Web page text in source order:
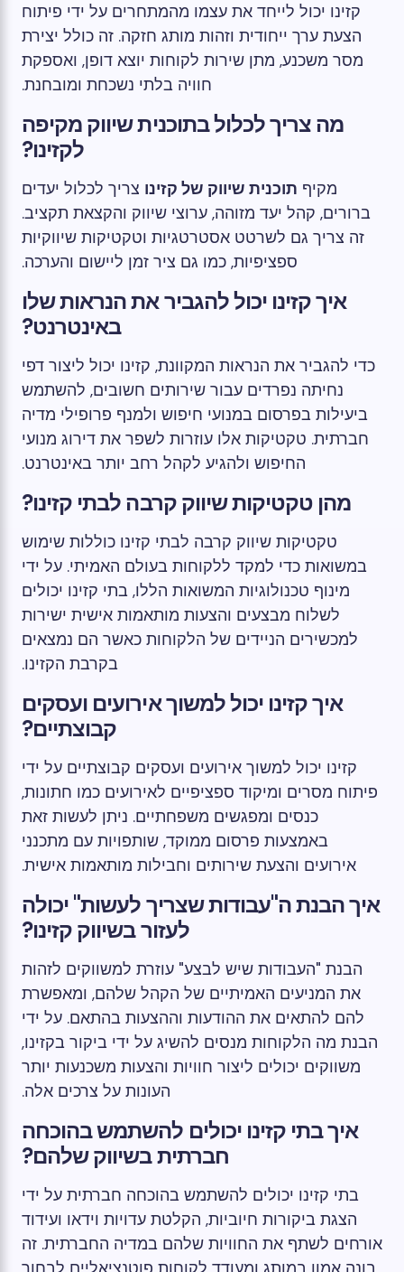
קזינו יכול לייחד את עצמו מהמתחרים על ידי פיתוח
הצעת ערך ייחודית וזהות מותג חזקה. זה כולל יצירת
מסר משכנע, מתן שירות לקוחות יוצא דופן, ואספקת
חוויה בלתי נשכחת ומובחנת.
מה צריך לכלול בתוכנית שיווק מקיפה
לקזינו?
מקיף תוכנית שיווק של קזינו צריך לכלול יעדים
ברורים, קהל יעד מזוהה, ערוצי שיווק והקצאת תקציב.
זה צריך גם לשרטט אסטרטגיות וטקטיקות שיווקיות
ספציפיות, כמו גם ציר זמן ליישום והערכה.
איך קזינו יכול להגביר את הנראות שלו
באינטרנט?
כדי להגביר את הנראות המקוונת, קזינו יכול ליצור דפי
נחיתה נפרדים עבור שירותים חשובים, להשתמש
ביעילות בפרסום במנועי חיפוש ולמנף פרופילי מדיה
חברתית. טקטיקות אלו עוזרות לשפר את דירוג מנועי
החיפוש ולהגיע לקהל רחב יותר באינטרנט.
מהן טקטיקות שיווק קרבה לבתי קזינו?
טקטיקות שיווק קרבה לבתי קזינו כוללות שימוש
במשואות כדי למקד ללקוחות בעולם האמיתי. על ידי
מינוף טכנולוגיות המשואות הללו, בתי קזינו יכולים
לשלוח מבצעים והצעות מותאמות אישית ישירות
למכשירים הניידים של הלקוחות כאשר הם נמצאים
בקרבת הקזינו.
איך קזינו יכול למשוך אירועים ועסקים
קבוצתיים?
קזינו יכול למשוך אירועים ועסקים קבוצתיים על ידי
פיתוח מסרים ומיקוד ספציפיים לאירועים כמו חתונות,
כנסים ומפגשים משפחתיים. ניתן לעשות זאת
באמצעות פרסום ממוקד, שותפויות עם מתכנני
אירועים והצעת שירותים וחבילות מותאמות אישית.
איך הבנת ה"עבודות שצריך לעשות" יכולה
לעזור בשיווק קזינו?
הבנת "העבודות שיש לבצע" עוזרת למשווקים לזהות
את המניעים האמיתיים של הקהל שלהם, ומאפשרת
להם להתאים את ההודעות וההצעות בהתאם. על ידי
הבנת מה הלקוחות מנסים להשיג על ידי ביקור בקזינו,
משווקים יכולים ליצור חוויות והצעות משכנעות יותר
העונות על צרכים אלה.
איך בתי קזינו יכולים להשתמש בהוכחה
חברתית בשיווק שלהם?
בתי קזינו יכולים להשתמש בהוכחה חברתית על ידי
הצגת ביקורות חיוביות, הקלטת עדויות וידאו ועידוד
אורחים לשתף את החוויות שלהם במדיה החברתית. זה